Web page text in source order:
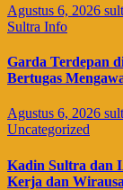
Agustus 6, 2026
Sultra Info
Garda Terdepan
Bertugas
Agustus 6, 2026
Uncategorized
Kadin Sultra dan
Kerja dan